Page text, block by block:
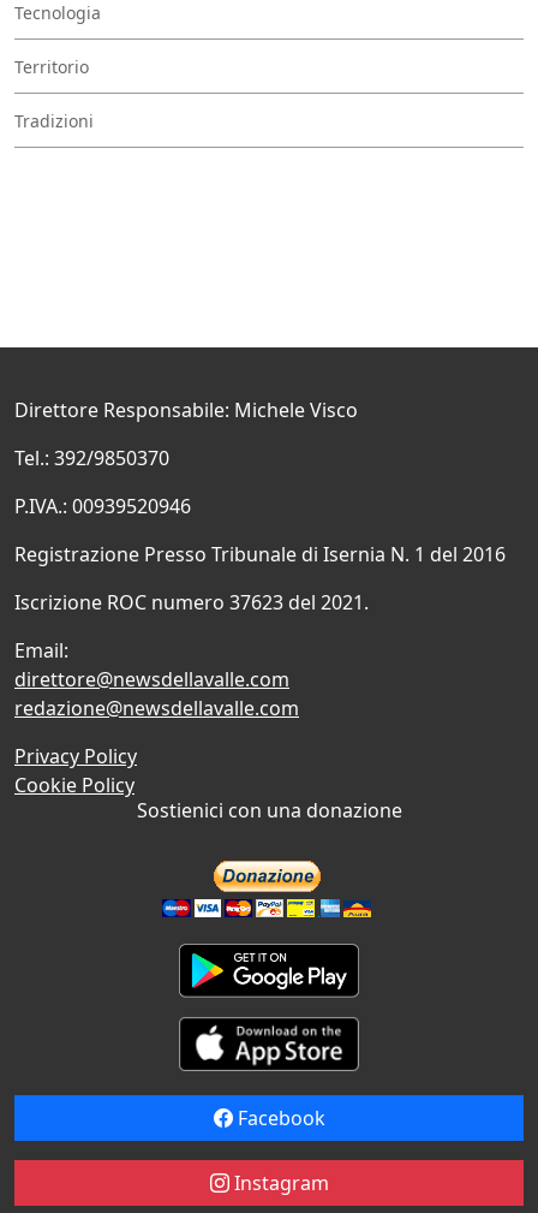
Tecnologia
Territorio
Tradizioni
Direttore Responsabile: Michele Visco
Tel.: 392/9850370
P.IVA.: 00939520946
Registrazione Presso Tribunale di Isernia N. 1 del 2016
Iscrizione ROC numero 37623 del 2021.
Email:
direttore@newsdellavalle.com
redazione@newsdellavalle.com
Privacy Policy
Cookie Policy
Sostienici con una donazione
Facebook
Instagram